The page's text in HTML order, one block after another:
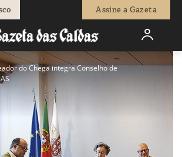
Assine a Gazeta
do Chega integra Conselho de